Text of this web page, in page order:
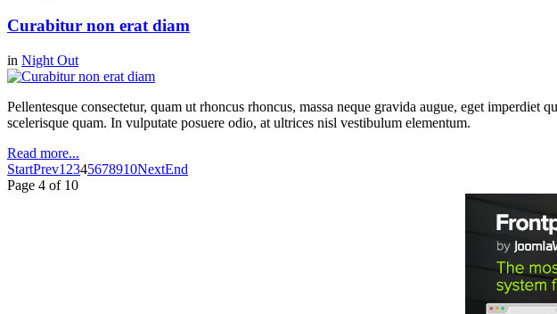
Curabitur non erat diam
in Night Out
Pellentesque consectetur, quam ut rhoncus rhoncus, massa neque gravida augue, eget
scelerisque quam. In vulputate posuere odio, at ultrices nisl vestibulum elementum.
Read more...
StartPrev1 2345678910NextEnd
Page 4 of 10